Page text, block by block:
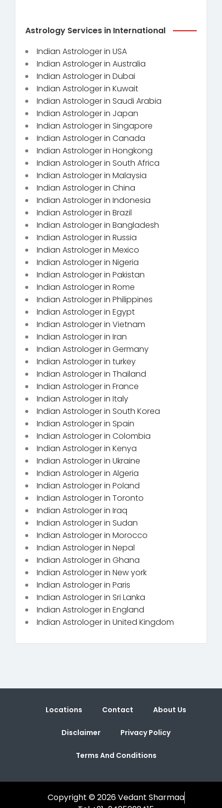
Astrology Services in International
Indian Astrologer in USA
Indian Astrologer in Australia
Indian Astrologer in Dubai
Indian Astrologer in Kuwait
Indian Astrologer in Saudi Arabia
Indian Astrologer in Japan
Indian Astrologer in Singapore
Indian Astrologer in Canada
Indian Astrologer in Hongkong
Indian Astrologer in South Africa
Indian Astrologer in Malaysia
Indian Astrologer in China
Indian Astrologer in Indonesia
Indian Astrologer in Brazil
Indian Astrologer in Bangladesh
Indian Astrologer in Russia
Indian Astrologer in Mexico
Indian Astrologer in Nigeria
Indian Astrologer in Pakistan
Indian Astrologer in Rome
Indian Astrologer in Philippines
Indian Astrologer in Egypt
Indian Astrologer in Vietnam
Indian Astrologer in Iran
Indian Astrologer in Germany
Indian Astrologer in turkey
Indian Astrologer in Thailand
Indian Astrologer in France
Indian Astrologer in Italy
Indian Astrologer in South Korea
Indian Astrologer in Spain
Indian Astrologer in Colombia
Indian Astrologer in Kenya
Indian Astrologer in Ukraine
Indian Astrologer in Algeria
Indian Astrologer in Poland
Indian Astrologer in Toronto
Indian Astrologer in Iraq
Indian Astrologer in Sudan
Indian Astrologer in Morocco
Indian Astrologer in Nepal
Indian Astrologer in Ghana
Indian Astrologer in New york
Indian Astrologer in Paris
Indian Astrologer in Sri Lanka
Indian Astrologer in England
Indian Astrologer in United Kingdom
Locations Contact About Us
Disclaimer Privacy Policy
Terms And Conditions
Copyright © 2026 Vedant Sharmaa